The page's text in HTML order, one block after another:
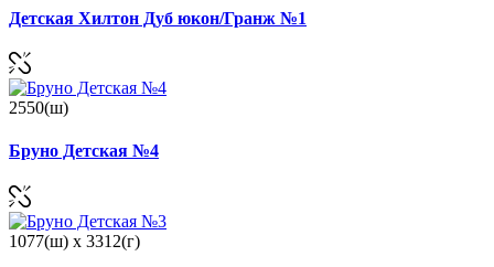
Детская Хилтон Дуб юкон/Гранж №1
2550(ш)
Бруно Детская №4
1077(ш) x 3312(г)